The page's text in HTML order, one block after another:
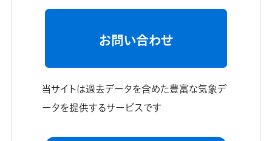
お問い合わせ
当サイトは過去データを含めた豊富な気象デ
ータを提供するサービスです